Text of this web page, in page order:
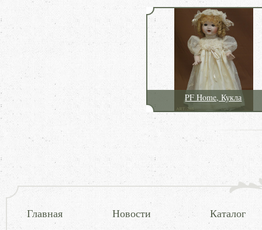
PF Home, Кукла
Главная Новости Каталог